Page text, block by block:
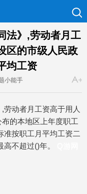
法》,劳动者月工
区的市级人民政
均工资
小能手
劳动者月工资高于用人
的本地区上年度职工
准按职工月平均工资二
不超过()年。